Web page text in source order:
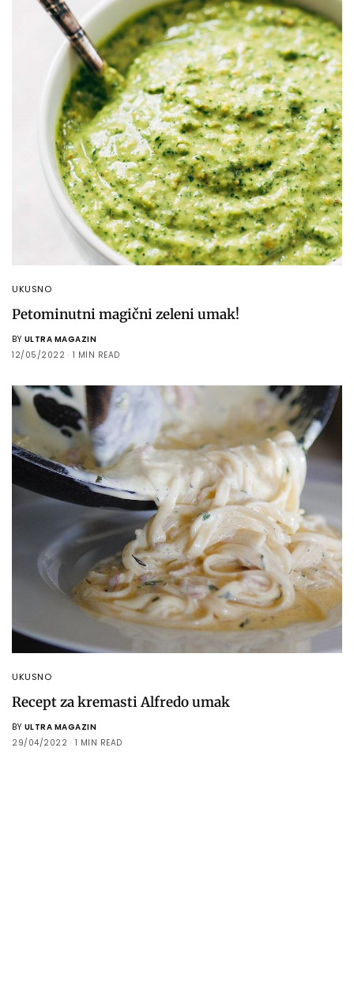
UKUSNO
Petominutni magični zeleni umak!
BY ULTRA MAGAZIN
12/05/2022
1 MIN READ
UKUSNO
Recept za kremasti Alfredo umak
BY ULTRA MAGAZIN
29/04/2022
1 MIN READ